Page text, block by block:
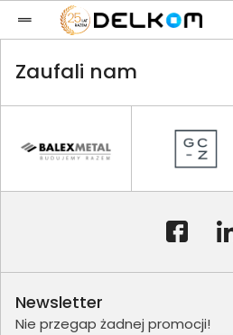
Zaufali nam
Newsletter
Nie przegap żadnej promocji!